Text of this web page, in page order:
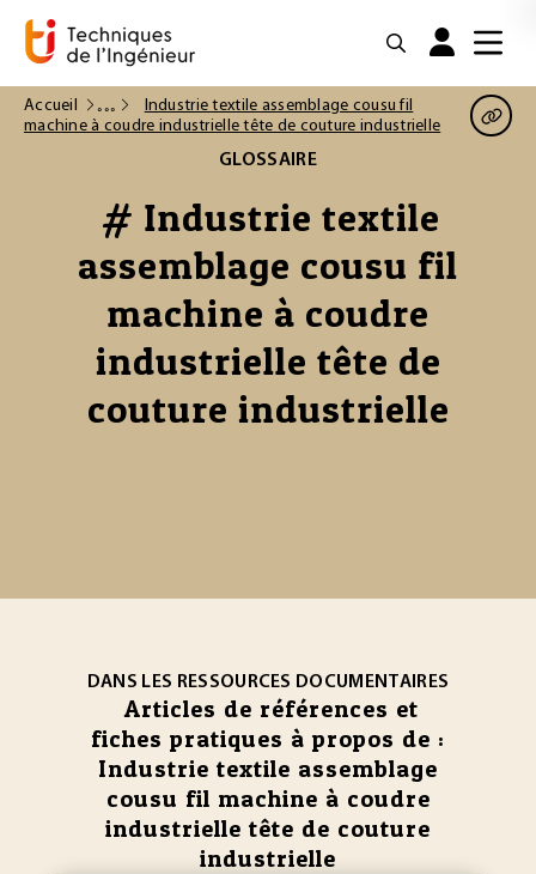
Accueil
Industrie textile assemblage cousu fil
machine à coudre industrielle tête de couture industrielle
GLOSSAIRE
# Industrie textile
assemblage cousu fil
machine à coudre
industrielle tête de
couture industrielle
DANS LES RESSOURCES DOCUMENTAIRES
Articles de références et
fiches pratiques à propos de :
Industrie textile assemblage
cousu fil machine à coudre
industrielle tête de couture
industrielle